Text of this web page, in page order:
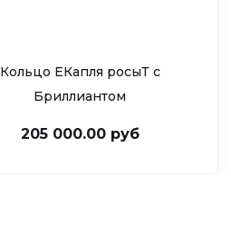
Кольцо ЕКапля росыТ c
Бриллиантом
205 000.00 руб